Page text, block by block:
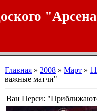
Главная » 2008 » Март » 11
важные матчи"
Ван Перси: